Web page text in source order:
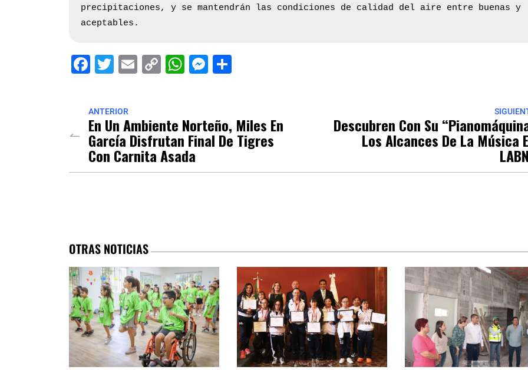
precipitaciones, y se mantendrán las condiciones de calidad del aire entre buenas y
aceptables.
Facebook
Twitter
EmailCopyWhatsApp
Messenger
ANTERIOR
En Un Ambiente Norteño, Miles En
García Disfrutan Final De Tigres
Con Carnita Asada
Descubren Con Su
Los Alcances De La Música
OTRAS NOTICIAS